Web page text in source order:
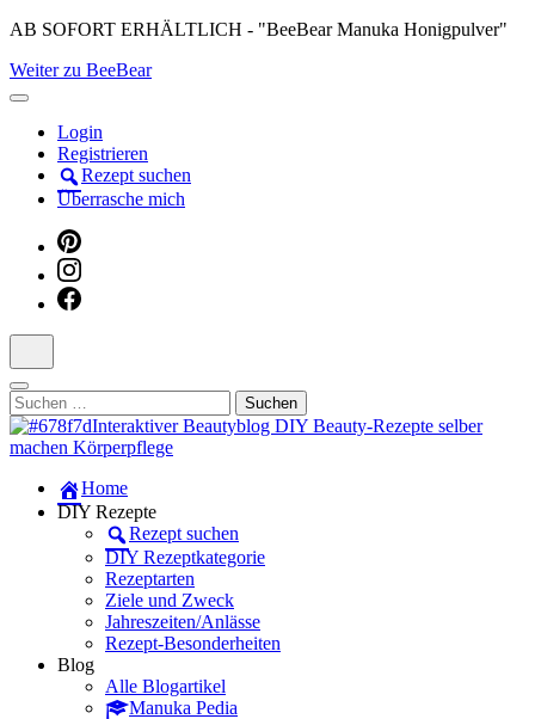
Skip
content
(Press
AB SOFORT ERHÄLTLICH - "BeeBear Manuka Honigpulver"
Weiter zu BeeBear
Login
Registrieren
Rezept suchen
Überrasche mich
Suchen
nach:
Manuka Magic – Natürlich schön:
Dein interaktiver DIY Beautyblog
Dein persönlicher interaktiver DIY Beautyblog
Home
DIY Rezepte
Rezept suchen
DIY Rezeptkategorie
Rezeptarten
Ziele und Zweck
Jahreszeiten/Anlässe
Rezept-Besonderheiten
Blog
Alle Blogartikel
Manuka Pedia